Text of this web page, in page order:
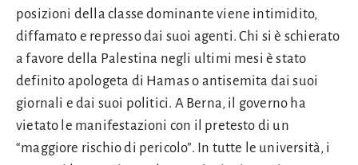
posizioni della classe dominante viene intimidito,
diffamato e represso dai suoi agenti. Chi si è schierato
a favore della Palestina negli ultimi mesi è stato
definito apologeta di Hamas o antisemita dai suoi
giornali e dai suoi politici. A Berna, il governo ha
vietato le manifestazioni con il pretesto di un
“maggiore rischio di pericolo”. In tutte le università, i